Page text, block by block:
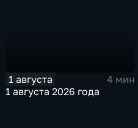
1 августа
4 мин
1 августа 2026 года